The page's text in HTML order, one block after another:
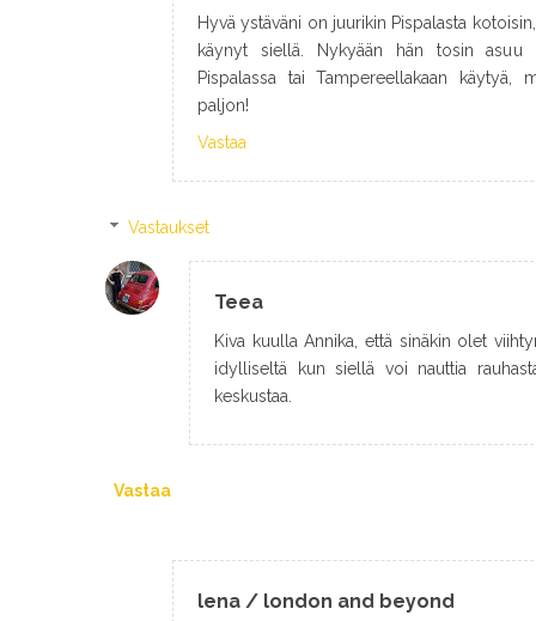
Hyvä ystäväni on juurikin Pispalasta
käynyt siellä. Nykyään hän tosin asuu
Pispalassa tai Tampereellakaan käytyä,
paljon!
Vastaa
Vastaukset
Teea
Kiva kuulla Annika, että sinäkin olet
idylliseltä kun siellä voi nauttia
keskustaa.
Vastaa
lena / london and beyond